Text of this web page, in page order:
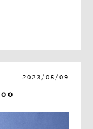
2023/05/09